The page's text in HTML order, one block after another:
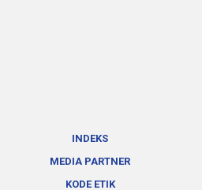
INDEKS
MEDIA PARTNER
KODE ETIK